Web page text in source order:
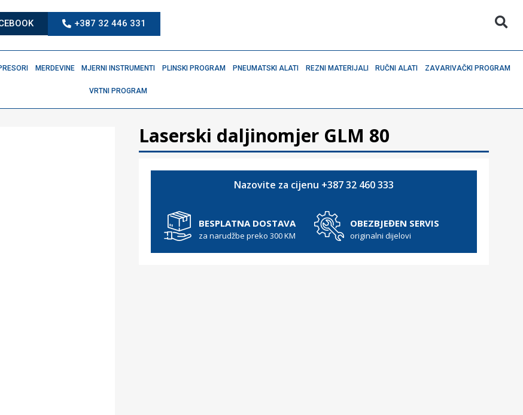
+387 32 446 331
MERDEVINE MJERNI INSTRUMENTI PLINSKI PROGRAM PNEUMATSKI ALATI REZNI MATERIJALI RUČNI ALATI ZAVARIVAČKI PROGRAM
VRTNI PROGRAM
Laserski daljinomjer GLM 80
Nazovite za cijenu +387 32 460 333
BESPLATNA DOSTAVA
za narudžbe preko 300 KM
OBEZBJEĐEN SERVIS
originalni dijelovi